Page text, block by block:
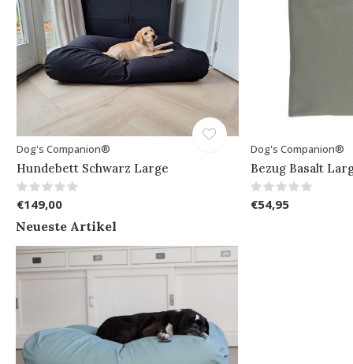
Dog's Companion®
Hundebett Schwarz Large
€149,00
Dog's Companion®
Bezug Basalt
€54,95
Neueste Artikel